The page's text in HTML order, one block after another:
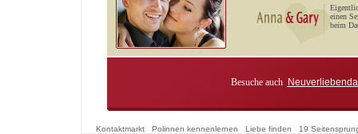
einen
beim
Besuche auch
Kontaktmarkt Polinnen kennenlernen Liebe finden 19